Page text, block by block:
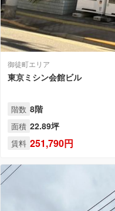
御徒町エリア
東京ミシン会館ビル
階数 8階
面積 22.89坪
賃料 251,790円